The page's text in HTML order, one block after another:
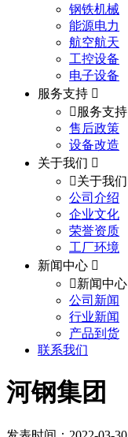
钢铁机械
能源电力
航空航天
工控设备
电子设备
服务支持
服务支持
售后政策
设备改造
关于我们
关于我们
公司介绍
企业文化
荣誉资质
工厂环境
新闻中心
新闻中心
公司新闻
行业新闻
产品到货
联系我们
河钢集团